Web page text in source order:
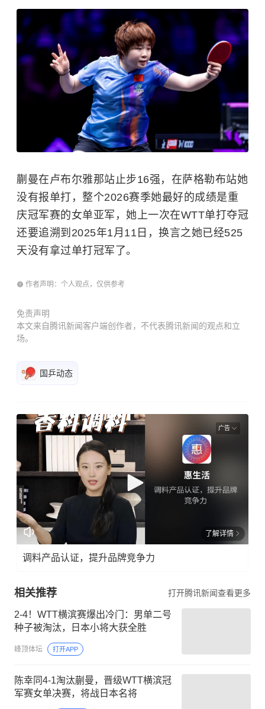
蒯曼在卢布尔雅那站止步16强，在萨格勒布站她
没有报单打，整个2026赛季她最好的成绩是重
庆冠军赛的女单亚军，她上一次在WTT单打夺冠
还要追溯到2025年1月11日，换言之她已经525
天没有拿过单打冠军了。
作者声明：个人观点，仅供参考
免责声明
本文来自腾讯新闻客户端创作者，不代表腾讯新闻的观点和立
场。
国乒动态
广告
了解详情
调料产品认证，提升品牌竞争力
相关推荐 打开腾讯新闻查看更多
2-4！WTT横滨赛爆出冷门：男单二号
种子被淘汰，日本小将大获全胜
峰顶体坛 打开APP
陈幸同4-1淘汰蒯曼，晋级WTT横滨冠
军赛女单决赛，将战日本名将